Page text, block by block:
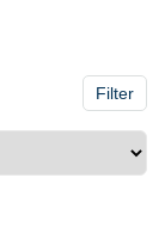
Filter